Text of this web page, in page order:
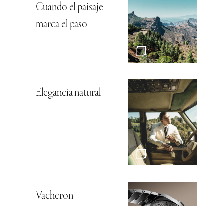
Cuando el paisaje
marca el paso
Elegancia natural
Vacheron